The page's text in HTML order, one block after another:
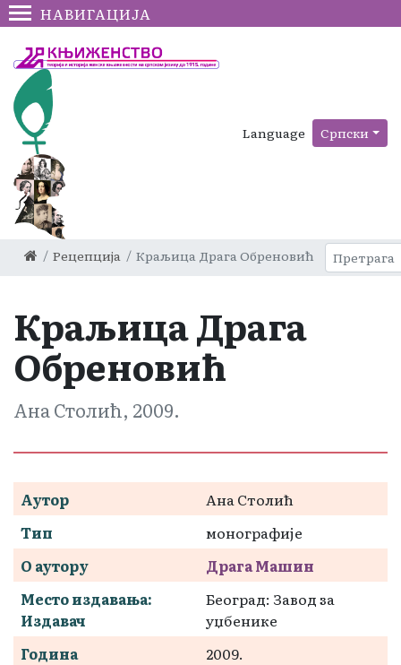
НАВИГАЦИЈА
Language Српски
Рецепција Краљица Драга Обреновић
Краљица Драга
Обреновић
Ана Столић, 2009.
Аутор
Ана Столић
Тип
монографије
О аутору
Драга Машин
Место издавања:
Издавач
Београд: Завод за
уџбенике
Година
2009.